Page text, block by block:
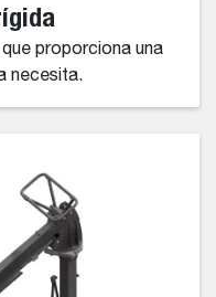
proporciona una
necesita.